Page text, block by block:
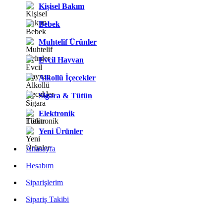
Kişisel Bakım
Bebek
Muhtelif Ürünler
Evcil Hayvan
Alkollü İçecekler
Sigara & Tütün
Elektronik
Yeni Ürünler
Anasayfa
Hesabım
Siparişlerim
Sipariş Takibi